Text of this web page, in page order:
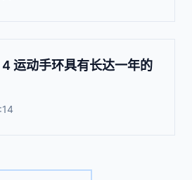
运动手环具有长达一年的